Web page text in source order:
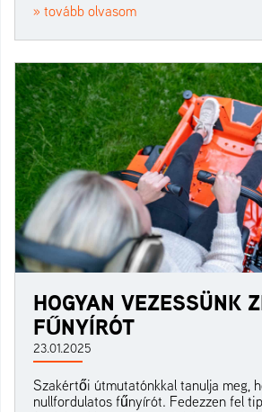
» tovább olvasom
HOGYAN VEZESSÜNK
FŰNYÍRÓT
23.01.2025
Szakértői útmutatónkkal tanulja meg,
nullfordulatos fűnyírót. Fedezzen fel